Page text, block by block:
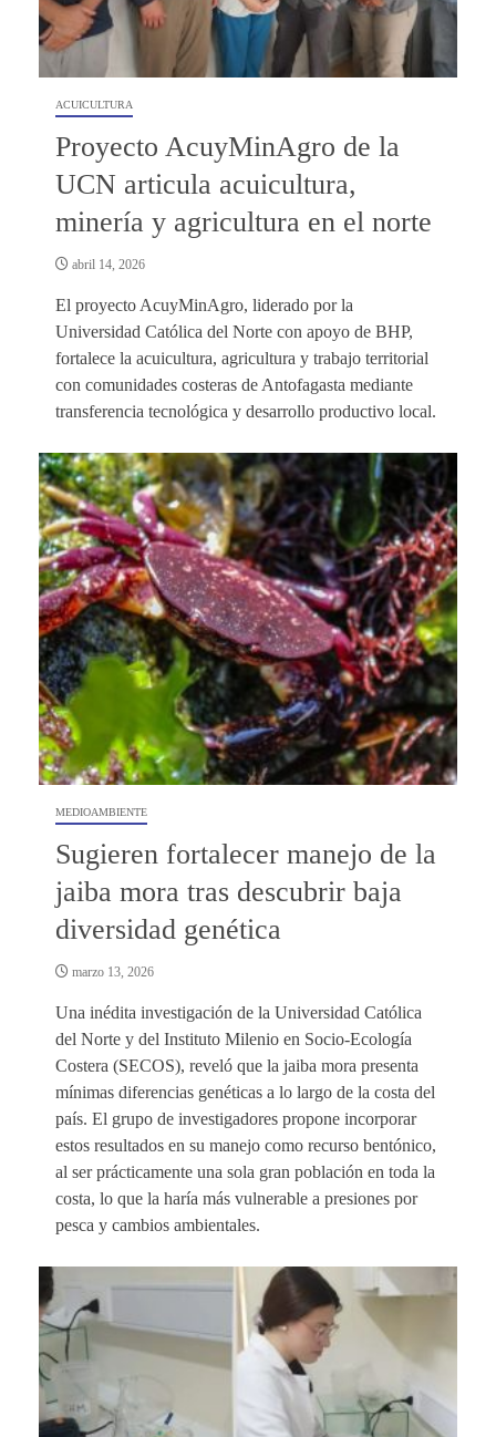
ACUICULTURA
Proyecto AcuyMinAgro de la
UCN articula acuicultura,
minería y agricultura en el norte
abril 14, 2026
El proyecto AcuyMinAgro, liderado por la
Universidad Católica del Norte con apoyo de BHP,
fortalece la acuicultura, agricultura y trabajo territorial
con comunidades costeras de Antofagasta mediante
transferencia tecnológica y desarrollo productivo local.
MEDIOAMBIENTE
Sugieren fortalecer manejo de la
jaiba mora tras descubrir baja
diversidad genética
marzo 13, 2026
Una inédita investigación de la Universidad Católica
del Norte y del Instituto Milenio en Socio-Ecología
Costera (SECOS), reveló que la jaiba mora presenta
mínimas diferencias genéticas a lo largo de la costa del
país. El grupo de investigadores propone incorporar
estos resultados en su manejo como recurso bentónico,
al ser prácticamente una sola gran población en toda la
costa, lo que la haría más vulnerable a presiones por
pesca y cambios ambientales.